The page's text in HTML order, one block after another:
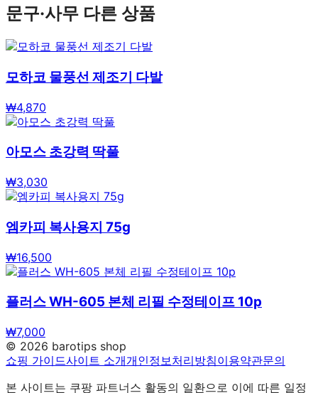
문구·사무 다른 상품
모하코 물풍선 제조기 다발
₩4,870
아모스 초강력 딱풀
₩3,030
엠카피 복사용지 75g
₩16,500
플러스 WH-605 본체 리필 수정테이프 10p
₩7,000
© 2026 barotips shop
쇼핑 가이드사이트 소개개인정보처리방침이용약관문의
본 사이트는 쿠팡 파트너스 활동의 일환으로 이에 따른 일정